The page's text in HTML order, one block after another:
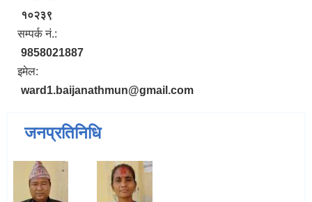
१०२३९
सम्पर्क नं.:
9858021887
इमेल:
ward1.baijanathmun@gmail.com
जनप्रतिनिधि